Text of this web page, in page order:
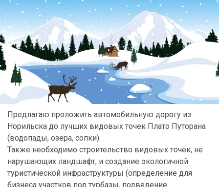
Предлагаю проложить автомобильную дорогу из
Норильска до лучших видовых точек Плато Путорана
(водопады, озера, сопки).
Также необходимо строительство видовых точек, не
нарушающих ландшафт, и создание экологичной
туристической инфраструктуры (определение для
бизнеса участков под турбазы, подведение